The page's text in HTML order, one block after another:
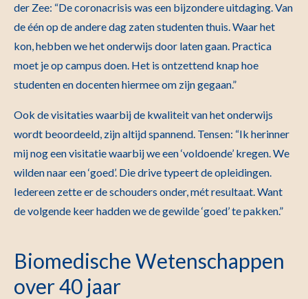
der Zee: “De coronacrisis was een bijzondere uitdaging. Van
de één op de andere dag zaten studenten thuis. Waar het
kon, hebben we het onderwijs door laten gaan. Practica
moet je op campus doen. Het is ontzettend knap hoe
studenten en docenten hiermee om zijn gegaan.”
Ook de visitaties waarbij de kwaliteit van het onderwijs
wordt beoordeeld, zijn altijd spannend. Tensen: “Ik herinner
mij nog een visitatie waarbij we een ‘voldoende’ kregen. We
wilden naar een ‘goed’. Die drive typeert de opleidingen.
Iedereen zette er de schouders onder, mét resultaat. Want
de volgende keer hadden we de gewilde ‘goed’ te pakken.”
Biomedische Wetenschappen
over 40 jaar